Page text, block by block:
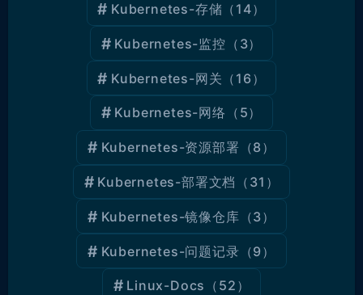
Kubernetes-存储 （14）
Kubernetes-监控 （3）
Kubernetes-网关 （16）
Kubernetes-网络 （5）
Kubernetes-资源部署 （8）
Kubernetes-部署文档 （31）
Kubernetes-镜像仓库 （3）
Kubernetes-问题记录 （9）
Linux-Docs （52）